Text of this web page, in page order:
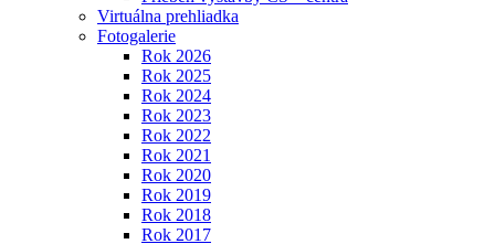
Virtuálna prehliadka
Fotogalerie
Rok 2026
Rok 2025
Rok 2024
Rok 2023
Rok 2022
Rok 2021
Rok 2020
Rok 2019
Rok 2018
Rok 2017